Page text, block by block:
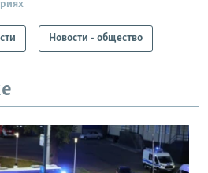
Новости - общество